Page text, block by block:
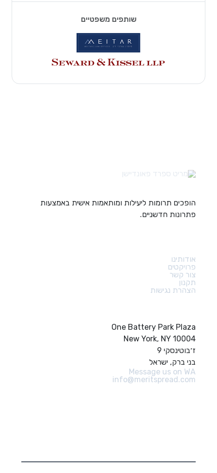
שותפים משפטיים
הופכים תרומות ליעילות ומותאמות אישית באמצעות
פתרונות חדשניים.
אודותינו
פרויקטים
צור קשר
תקנון
הצהרת נגישות
One Battery Park Plaza
New York, NY 10004
ז׳בוטינסקי 9
בני ברק, ישראל
Message us on WA
info@meritspread.com